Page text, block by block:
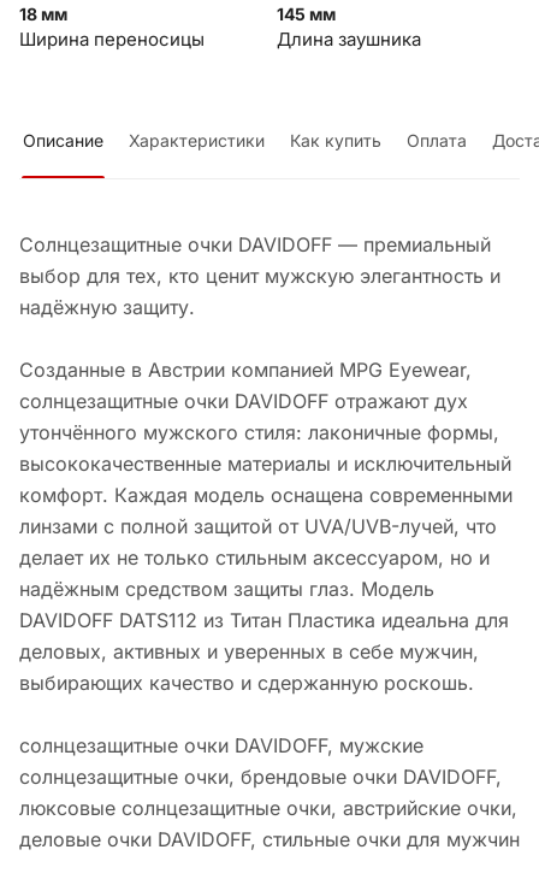
18 мм
Ширина переносицы
145 мм
Длина заушника
Описание Характеристики Как купить Оплата
Солнцезащитные очки DAVIDOFF — премиальный
выбор для тех, кто ценит мужскую элегантность и
надёжную защиту.
Созданные в Австрии компанией MPG Eyewear,
солнцезащитные очки DAVIDOFF отражают дух
утончённого мужского стиля: лаконичные формы,
высококачественные материалы и исключительный
комфорт. Каждая модель оснащена современными
линзами с полной защитой от UVA/UVB-лучей, что
делает их не только стильным аксессуаром, но и
надёжным средством защиты глаз. Модель
DAVIDOFF DATS112 из Титан Пластика идеальна для
деловых, активных и уверенных в себе мужчин,
выбирающих качество и сдержанную роскошь.
солнцезащитные очки DAVIDOFF, мужские
солнцезащитные очки, брендовые очки DAVIDOFF,
люксовые солнцезащитные очки, австрийские очки,
деловые очки DAVIDOFF, стильные очки для мужчин